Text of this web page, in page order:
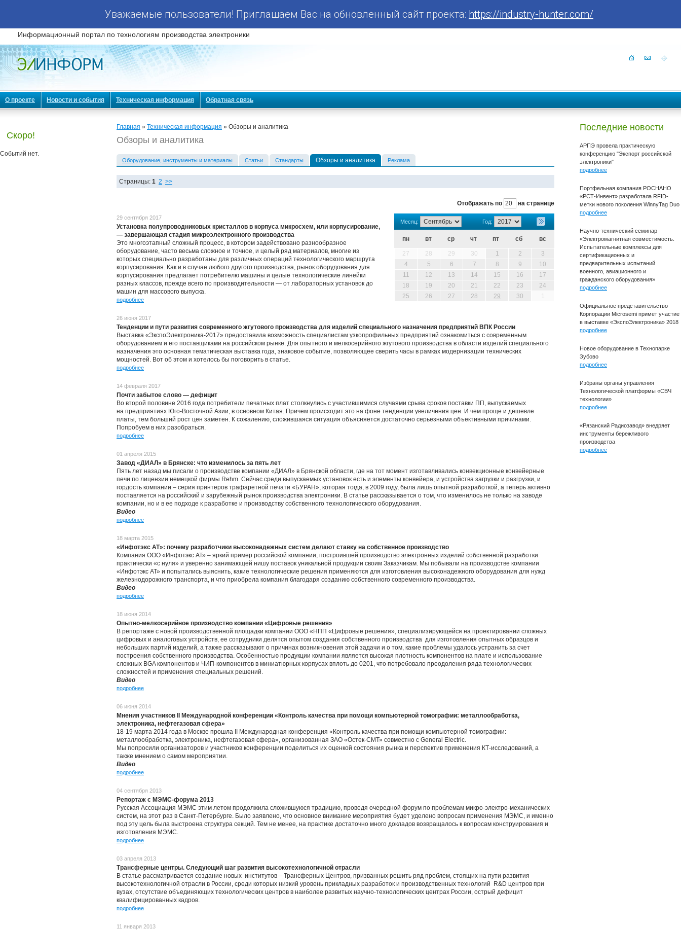
Уважаемые пользователи! Приглашаем Вас на обновленный сайт проекта: https://industry-hunter.com/
Информационный портал по технологиям производства электроники
О проекте Новости и события Техническая информация Обратная связь
Скоро!
Событий нет.
Главная » Техническая информация » Обзоры и аналитика
Обзоры и аналитика
Оборудование, инструменты и материалы Статьи Стандарты Обзоры и аналитика Реклама
Страницы: 1 2 >>
Отображать по на странице
Месяц: Год:
пн вт ср чт пт сб вс
27 28 29 30 1 2
3
4
5 6 7 8 9
10
11
12 13 14 15 16
17
18
19 20 21 22 23
24
25
26 27 28 29 30 1
29 сентября 2017
Установка полупроводниковых кристаллов в корпуса микросхем, или корпусирование,
— завершающая стадия микроэлектронного производства
Это многоэтапный сложный процесс, в котором задействовано разнообразное
оборудование, часто весьма сложное и точное, и целый ряд материалов, многие из
которых специально разработаны для различных операций технологического маршрута
корпусирования. Как и в случае любого другого производства, рынок оборудования для
корпусирования предлагает потребителю машины и целые технологические линейки
разных классов, прежде всего по производительности — от лабораторных установок до
машин для массового выпуска.
подробнее
26 июня 2017
Тенденции и пути развития современного жгутового производства для изделий специального назначения предприятий ВПК России
Выставка «ЭкспоЭлектроника‑2017» предоставила возможность специалистам узкопрофильных предприятий ознакомиться с современным
оборудованием и его поставщиками на российском рынке. Для опытного и мелкосерийного жгутового производства в области изделий специального
назначения это основная тематическая выставка года, знаковое событие, позволяющее сверить часы в рамках модернизации технических
мощностей. Вот об этом и хотелось бы поговорить в статье.
подробнее
14 февраля 2017
Почти забытое слово — дефицит
Во второй половине 2016 года потребители печатных плат столкнулись с участившимися случаями срыва сроков поставки ПП, выпускаемых
на предприятиях Юго-Восточной Азии, в основном Китая. Причем происходит это на фоне тенденции увеличения цен. И чем проще и дешевле
платы, тем больший рост цен заметен. К сожалению, сложившаяся ситуация объясняется достаточно серьезными объективными причинами.
Попробуем в них разобраться.
подробнее
01 апреля 2015
Завод «ДИАЛ» в Брянске: что изменилось за пять лет
Пять лет назад мы писали о производстве компании «ДИАЛ» в Брянской области, где на тот момент изготавливались конвекционные конвейерные
печи по лицензии немецкой фирмы Rehm. Сейчас среди выпускаемых установок есть и элементы конвейера, и устройства загрузки и разгрузки, и
гордость компании – серия принтеров трафаретной печати «БУРАН», которая тогда, в 2009 году, была лишь опытной разработкой, а теперь активно
поставляется на российский и зарубежный рынок производства электроники. В статье рассказывается о том, что изменилось не только на заводе
компании, но и в ее подходе к разработке и производству собственного технологического оборудования.
Видео
подробнее
18 марта 2015
«Инфотэкс АТ»: почему разработчики высоконадежных систем делают ставку на собственное производство
Компания ООО «Инфотэкс АТ» – яркий пример российской компании, построившей производство электронных изделий собственной разработки
практически «с нуля» и уверенно занимающей нишу поставок уникальной продукции своим Заказчикам. Мы побывали на производстве компании
«Инфотэкс АТ» и попытались выяснить, какие технологические решения применяются для изготовления высоконадежного оборудования для нужд
железнодорожного транспорта, и что приобрела компания благодаря созданию собственного современного производства.
Видео
подробнее
18 июня 2014
Опытно-мелкосерийное производство компании «Цифровые решения»
В репортаже с новой производственной площадки компании ООО «НПП «Цифровые решения», специализирующейся на проектировании сложных
цифровых и аналоговых устройств, ее сотрудники делятся опытом создания собственного производства для изготовления опытных образцов и
небольших партий изделий, а также рассказывают о причинах возникновения этой задачи и о том, какие проблемы удалось устранить за счет
построения собственного производства. Особенностью продукции компании является высокая плотность компонентов на плате и использование
сложных BGA компонентов и ЧИП-компонентов в миниатюрных корпусах вплоть до 0201, что потребовало преодоления ряда технологических
сложностей и применения специальных решений.
Видео
подробнее
06 июня 2014
Мнения участников II Международной конференции «Контроль качества при помощи компьютерной томографии: металлообработка,
электроника, нефтегазовая сфера»
18-19 марта 2014 года в Москве прошла II Международная конференция «Контроль качества при помощи компьютерной томографии:
металлообработка, электроника, нефтегазовая сфера», организованная ЗАО «Остек-СМТ» совместно с General Electric.
Мы попросили организаторов и участников конференции поделиться их оценкой состояния рынка и перспектив применения КТ-исследований, а
также мнением о самом мероприятии.
Видео
подробнее
04 сентября 2013
Репортаж с МЭМС-форума 2013
Русская Ассоциация МЭМС этим летом продолжила сложившуюся традицию, проведя очередной форум по проблемам микро-электро-механических
систем, на этот раз в Санкт-Петербурге. Было заявлено, что основное внимание мероприятия будет уделено вопросам применения МЭМС, и именно
под эту цель была выстроена структура секций. Тем не менее, на практике достаточно много докладов возвращалось к вопросам конструирования и
изготовления МЭМС.
подробнее
03 апреля 2013
Трансферные центры. Следующий шаг развития высокотехнологичной отрасли
В статье рассматривается создание новых институтов – Трансферных Центров, призванных решить ряд проблем, стоящих на пути развития
высокотехнологичной отрасли в России, среди которых низкий уровень прикладных разработок и производственных технологий R&D центров при
вузах, отсутствие объединяющих технологических центров в наиболее развитых научно-технологических центрах России, острый дефицит
квалифицированных кадров.
подробнее
11 января 2013
Последние новости
АРПЭ провела практическую
конференцию "Экспорт российской
электроники"
подробнее
Портфельная компания РОСНАНО
«РСТ-Инвент» разработала RFID-
метки нового поколения WinnyTag Duo
подробнее
Научно-технический семинар
«Электромагнитная совместимость.
Испытательные комплексы для
сертификационных и
предварительных испытаний
военного, авиационного и
гражданского оборудования»
подробнее
Официальное представительство
Корпорации Microsemi примет участие
в выставке «ЭкспоЭлектроника» 2018
подробнее
Новое оборудование в Технопарке
Зубово
подробнее
Избраны органы управления
Технологической платформы «СВЧ
технологии»
подробнее
«Рязанский Радиозавод» внедряет
инструменты бережливого
производства
подробнее